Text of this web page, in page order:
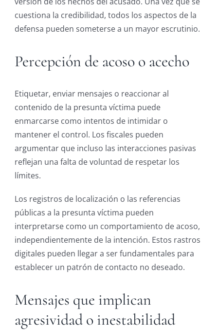
cuestiona la credibilidad, todos los aspectos de la
defensa pueden someterse a un mayor escrutinio.
Percepción de acoso o acecho
Etiquetar, enviar mensajes o reaccionar al
contenido de la presunta víctima puede
enmarcarse como intentos de intimidar o
mantener el control. Los fiscales pueden
argumentar que incluso las interacciones pasivas
reflejan una falta de voluntad de respetar los
límites.
Los registros de localización o las referencias
públicas a la presunta víctima pueden
interpretarse como un comportamiento de acoso,
independientemente de la intención. Estos rastros
digitales pueden llegar a ser fundamentales para
establecer un patrón de contacto no deseado.
Mensajes que implican
agresividad o inestabilidad